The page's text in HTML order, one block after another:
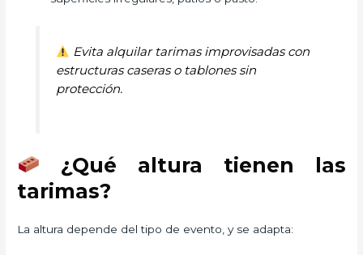
Evita alquilar tarimas improvisadas con
estructuras caseras o tablones sin
protección.
¿Qué altura tienen las
tarimas?
La altura depende del tipo de evento, y se adapta: